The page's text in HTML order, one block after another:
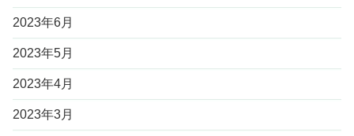
2023年6月
2023年5月
2023年4月
2023年3月